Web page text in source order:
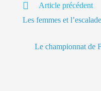
Article précédent
Les femmes et
Le championnat de